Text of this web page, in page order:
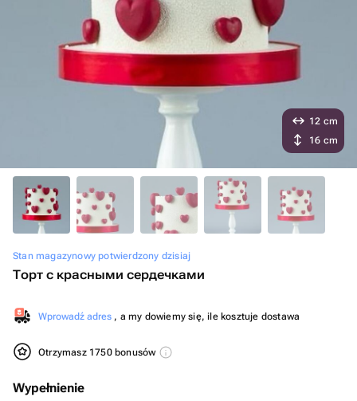
Stan magazynowy potwierdzony dzisiaj
Торт с красными сердечками
Wprowadź adres , a my dowiemy się, ile kosztuje dostawa
Otrzymasz 1750 bonusów
Wypełnienie
12 cm
16 cm